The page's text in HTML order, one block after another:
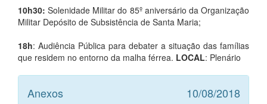
10h30: Solenidade Militar do 85º aniversário da Organização
Militar Depósito de Subsistência de Santa Maria;
18h: Audiência Pública para debater a situação das famílias
que residem no entorno da malha férrea. LOCAL: Plenário
Anexos 10/08/2018